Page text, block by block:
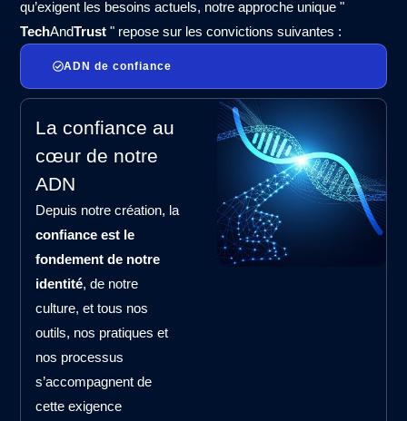
qu’exigent les besoins actuels, notre approche unique "
TechAndTrust " repose sur les convictions suivantes :
ADN de confiance
La confiance au
cœur de notre
ADN
Depuis notre création, la
confiance est le
fondement de notre
identité, de notre
culture, et tous nos
outils, nos pratiques et
nos processus
s’accompagnent de
cette exigence